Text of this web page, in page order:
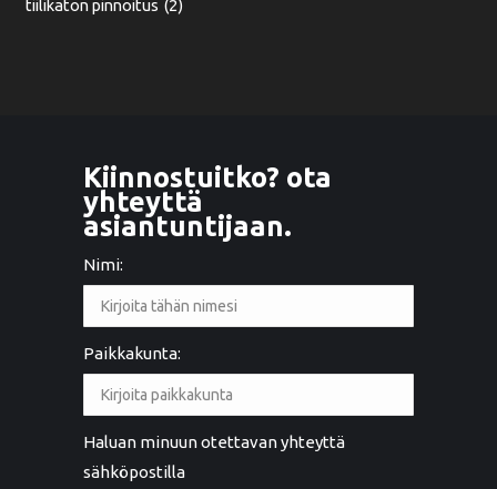
tiilikaton pinnoitus (2)
Kiinnostuitko? ota
yhteyttä
asiantuntijaan.
Nimi:
Paikkakunta:
Haluan minuun otettavan yhteyttä
sähköpostilla